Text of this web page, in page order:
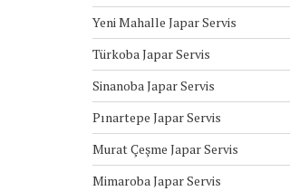
Yeni Mahalle Japar Servis
Türkoba Japar Servis
Sinanoba Japar Servis
Pınartepe Japar Servis
Murat Çeşme Japar Servis
Mimaroba Japar Servis